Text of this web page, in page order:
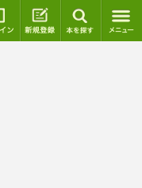
ログイン 新規登録